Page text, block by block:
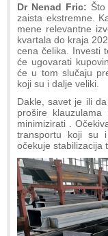
Dr Nenad Fric:
zaista ekstremne.
mene relevantne
kvartala do kraja
cena čelika. Investi
će ugovarati
će u tom slučaju
koji su i dalje veliki.
Dakle, savet je ili
prošire
minimizirati .
transportu koji su
očekuje stabilizacija